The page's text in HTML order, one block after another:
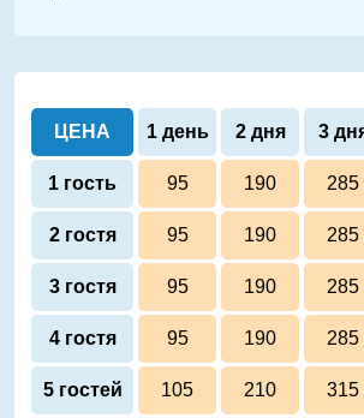
ЦЕНА 1 день 2 дня 3
1 гость 95 190 285
2 гостя 95 190 285
3 гостя 95 190 285
4 гостя 95 190 285
5 гостей 105 210 315